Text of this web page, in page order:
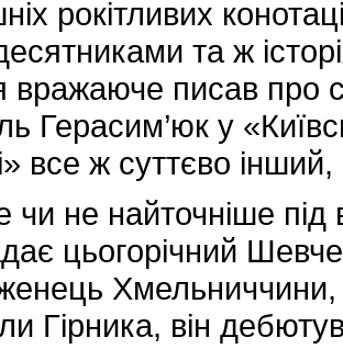
рокітливих
та ж
вражаюче писав про
Герасим’юк у
все ж суттєво
чи не найточніше під
цьогорічний
Хмельниччини,
Гірника, він